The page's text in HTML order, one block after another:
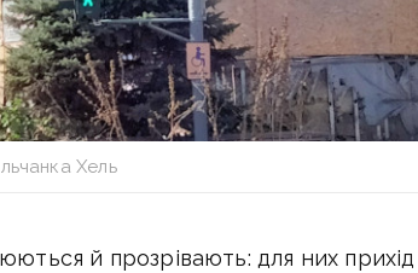
Хель
й прозрівають: для них прихід